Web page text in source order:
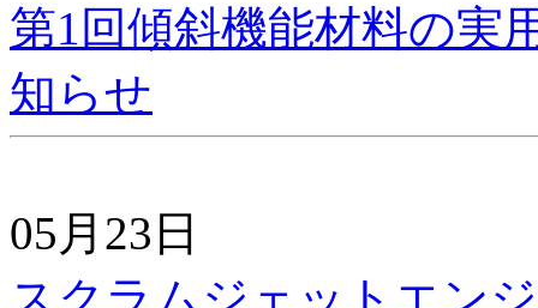
第1回傾斜機能材料の実
知らせ
05月23日
スクラムジェットエン